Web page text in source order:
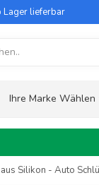
Lager lieferbar
Ihre Marke Wählen
Silikon - Auto